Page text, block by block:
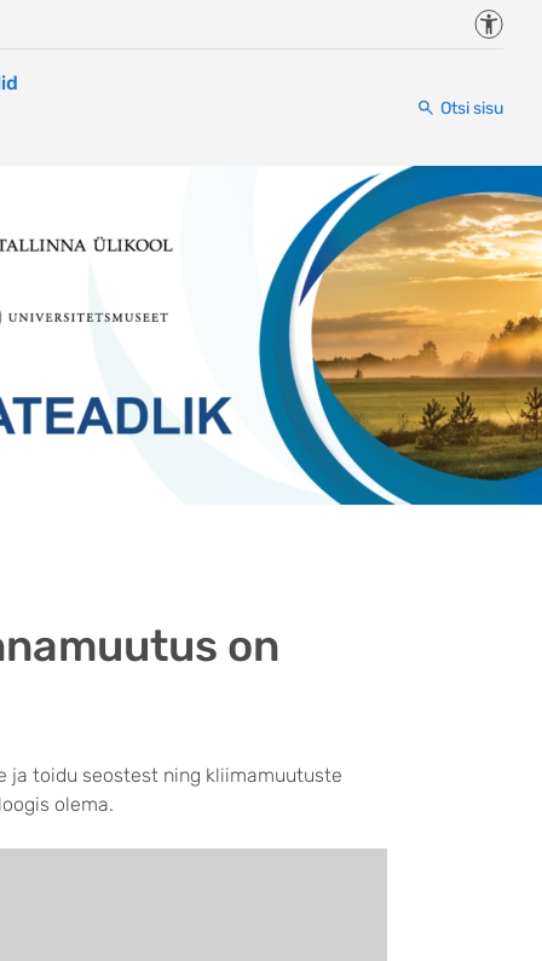
Otsi sisu
on
ja toidu seostest ning kliimamuutuste
olema.